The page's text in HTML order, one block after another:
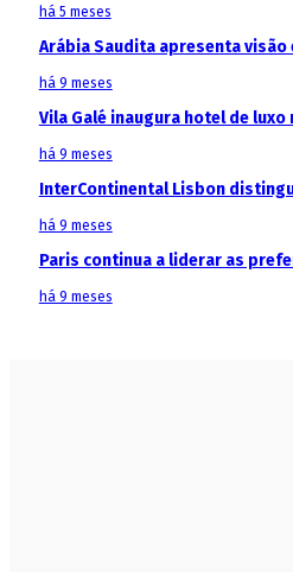
há 5 meses
Arábia Saudita apresenta
há 9 meses
Vila Galé inaugura hotel de
há 9 meses
InterContinental Lisbon
há 9 meses
Paris continua a liderar as
há 9 meses